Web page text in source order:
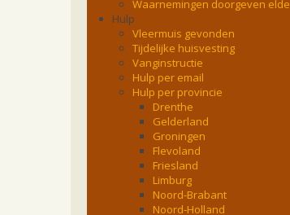
Waarnemingen doorgeven
Hulp
Vleermuis gevonden
Tijdelijke huisvesting
Vanginstructie
Hulp per email
Hulp per provincie
Drenthe
Gelderland
Groningen
Flevoland
Friesland
Limburg
Noord-Brabant
Noord-Holland